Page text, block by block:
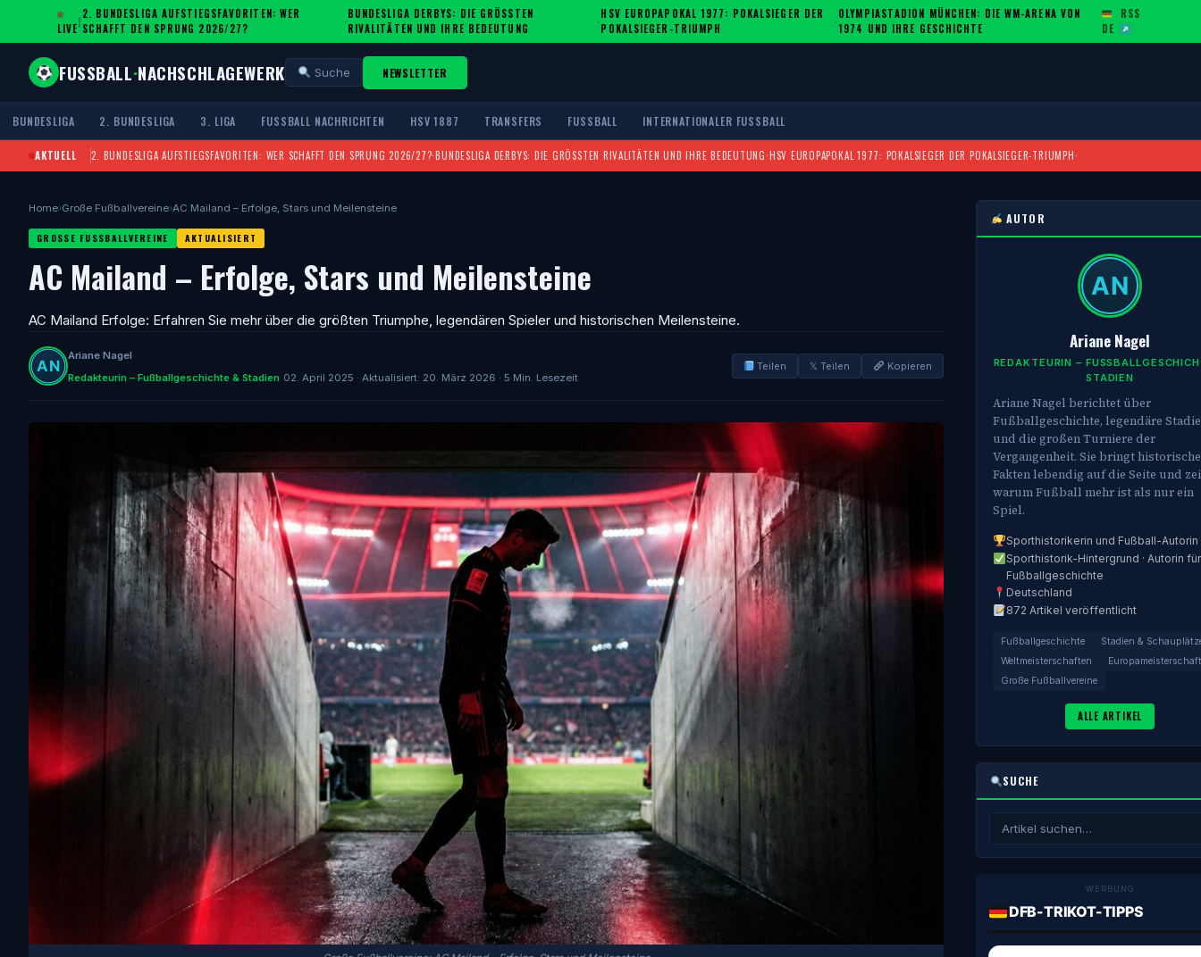
LIVE
|
2. BUNDESLIGA AUFSTIEGSFAVORITEN: WER
SCHAFFT DEN SPRUNG 2026/27?
·
BUNDESLIGA DERBYS: DIE GRÖSSTEN R
IVALITÄTEN UND IHRE BEDEUTUNG
·
HSV EUROPAPOKAL 1977: POKALSIEGER DER
POKALSIEGER-TRIUMPH
·
OLYMPIASTADION MÜNCHEN: DIE WM-ARENA VON
1974 UND IHRE GESCHICHTE
DE
RSS
FUSSBALL·NACHSCHLAGEWERK Suche NEWSLETTER
BUNDESLIGA 2. BUNDESLIGA 3. LIGA FUSSBALL NACHRICHTEN HSV 1887 TRANSFERS FUSSBALL INTERNATIONALER FUSSBALL
AKTUELL 2. BUNDESLIGA AUFSTIEGSFAVORITEN: WER SCHAFFT DEN SPRUNG 2026/27?·BUNDESLIGA DERBYS: DIE GRÖSSTEN RIVALITÄTEN UND IHRE BEDEUTUNG ·HSV EUROPAPOKAL 1977: POKALSIEGER DER POKALSIEGER-TRIUMPH·
Home›Große Fußballvereine›AC Mailand – Erfolge, Stars und Meilensteine
GROSSE FUSSBALLVEREINE AKTUALISIERT
AC Mailand – Erfolge, Stars und Meilensteine
AC Mailand Erfolge: Erfahren Sie mehr über die größten Triumphe, legendären Spieler und historischen Meilensteine.
Ariane Nagel
Redakteurin – Fußballgeschichte & Stadien 02. April 2025 · Aktualisiert: 20. März 2026 · 5 Min. Lesezeit
Teilen 𝕏 Teilen Kopieren
AUTOR
Ariane Nagel
REDAKTEURIN –
TADIEN
Ariane Nagel berichtet über
Fußballgeschichte, legendäre
und die großen Turniere der
Vergangenheit. Sie bringt historische
Fakten lebendig auf die Seite und
warum Fußball mehr ist als nur ein
Spiel.
Sporthistorikerin und Fußball-Autorin
Sporthistorik-Hintergrund · Autorin für
Fußballgeschichte
Deutschland
872 Artikel veröffentlicht
Fußballgeschichte
Stadien &
Weltmeisterschaften
Große Fußballvereine
ALLE ARTIKEL
SUCHE
WERBUNG
DFB-TRIKOT-TIPPS